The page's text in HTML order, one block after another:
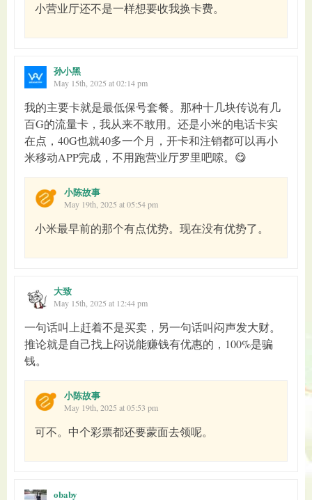
小营业厅还不是一样想要收我换卡费。
孙小黑
May 15th, 2025 at 02:14 pm
我的主要卡就是最低保号套餐。那种十几块传说有几
百G的流量卡，我从来不敢用。还是小米的电话卡实
在点，40G也就40多一个月，开卡和注销都可以再小
米移动APP完成，不用跑营业厅罗里吧嗦。😋
小陈故事
May 19th, 2025 at 05:54 pm
小米最早前的那个有点优势。现在没有优势了。
大致
May 15th, 2025 at 12:44 pm
一句话叫上赶着不是买卖，另一句话叫闷声发大财。
推论就是自己找上闷说能赚钱有优惠的，100%是骗
钱。
小陈故事
May 19th, 2025 at 05:53 pm
可不。中个彩票都还要蒙面去领呢。
obaby